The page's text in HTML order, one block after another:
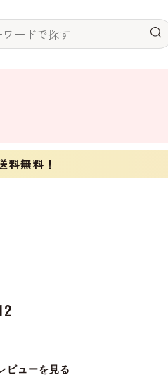
料無料！
ビューを見る